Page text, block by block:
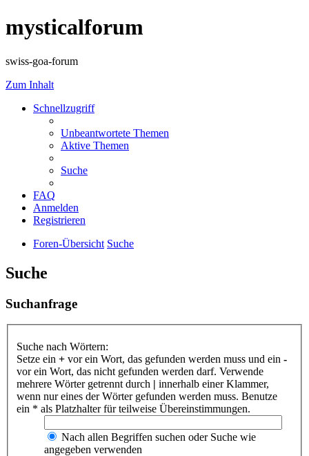
mysticalforum
swiss-goa-forum
Zum Inhalt
Schnellzugriff
Unbeantwortete Themen
Aktive Themen
Suche
FAQ
Anmelden
Registrieren
Foren-Übersicht Suche
Suche
Suchanfrage
Suche nach Wörtern:
Setze ein + vor ein Wort, das gefunden werden muss und ein -
vor ein Wort, das nicht gefunden werden darf. Verwende
mehrere Wörter getrennt durch | innerhalb einer Klammer,
wenn nur eines der Wörter gefunden werden muss. Benutze
ein * als Platzhalter für teilweise Übereinstimmungen.
Nach allen Begriffen suchen oder Suche wie
angegeben verwenden